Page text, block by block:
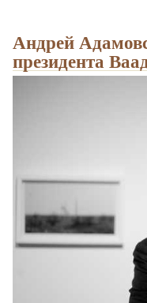
Андрей
президента